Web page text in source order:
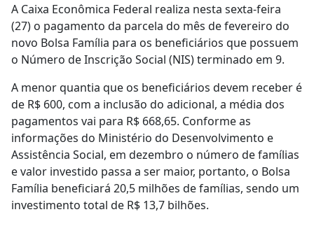
A Caixa Econômica Federal realiza nesta sexta-feira
(27) o pagamento da parcela do mês de fevereiro do
novo Bolsa Família para os beneficiários que possuem
o Número de Inscrição Social (NIS) terminado em 9.
A menor quantia que os beneficiários devem receber é
de R$ 600, com a inclusão do adicional, a média dos
pagamentos vai para R$ 668,65. Conforme as
informações do Ministério do Desenvolvimento e
Assistência Social, em dezembro o número de famílias
e valor investido passa a ser maior, portanto, o Bolsa
Família beneficiará 20,5 milhões de famílias, sendo um
investimento total de R$ 13,7 bilhões.